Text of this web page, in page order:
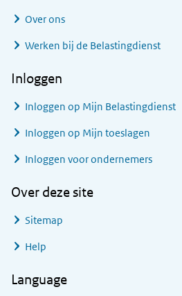
Over ons
Werken bij de Belastingdienst
Inloggen
Inloggen op Mijn Belastingdienst
Inloggen op Mijn toeslagen
Inloggen voor ondernemers
Over deze site
Sitemap
Help
Language